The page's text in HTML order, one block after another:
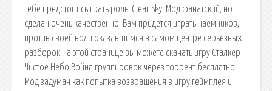
тебе предстоит сыграть роль. Clear Sky. Мод фанатский, но
сделан очень качественно. Вам придется играть наемников,
против своей воли оказавшимся в самом центре серьезных
разборок На этой странице вы можете скачать игру Сталкер
Чистое Небо Война группировок через торрент бесплатно
Мод задуман как попытка возвращения в игру геймплея и